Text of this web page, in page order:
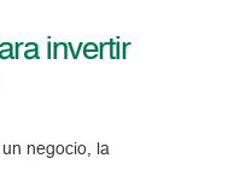
invertir
negocio, la